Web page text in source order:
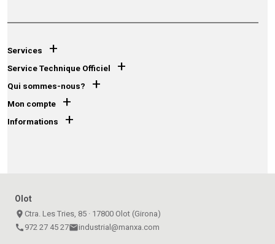
Services +
Service Technique Officiel +
Qui sommes-nous? +
Mon compte +
Informations +
Olot
place Ctra. Les Tries, 85 · 17800 Olot (Girona)
call 972 27 45 27emailindustrial@manxa.com